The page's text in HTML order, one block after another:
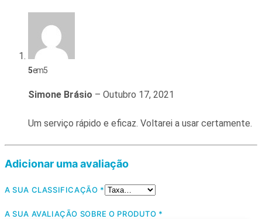
5em 5
Simone Brásio – Outubro 17, 2021
Um serviço rápido e eficaz. Voltarei a usar certamente.
Adicionar uma avaliação
A SUA CLASSIFICAÇÃO *
A SUA AVALIAÇÃO SOBRE O PRODUTO *